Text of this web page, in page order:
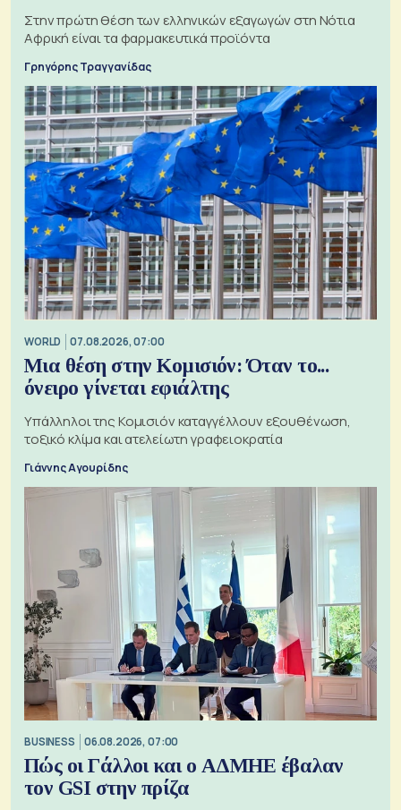
Στην πρώτη θέση των ελληνικών εξαγωγών στη Νότια
Αφρική είναι τα φαρμακευτικά προϊόντα
Γρηγόρης Τραγγανίδας
WORLD 07.08.2026, 07:00
Μια θέση στην Κομισιόν: Όταν το...
όνειρο γίνεται εφιάλτης
Υπάλληλοι της Κομισιόν καταγγέλλουν εξουθένωση,
τοξικό κλίμα και ατελείωτη γραφειοκρατία
Γιάννης Αγουρίδης
BUSINESS 06.08.2026, 07:00
Πώς οι Γάλλοι και ο ΑΔΜΗΕ έβαλαν
τον GSI στην πρίζα